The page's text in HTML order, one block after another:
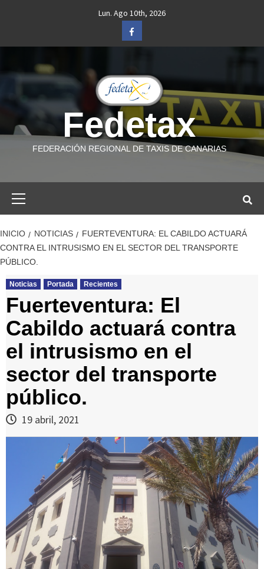
Lun. Ago 10th, 2026
Facebook
Fedetax
FEDERACIÓN REGIONAL DE TAXIS DE CANARIAS
INICIO NOTICIAS
FUERTEVENTURA: EL CABILDO ACTUARÁ
CONTRA EL INTRUSISMO EN EL SECTOR DEL TRANSPORTE
PÚBLICO.
Noticias Portada Recientes
Fuerteventura: El
Cabildo actuará contra
el intrusismo en el
sector del transporte
público.
19 abril, 2021